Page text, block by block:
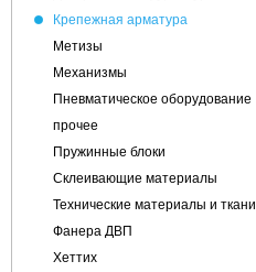
Крепежная арматура
Метизы
Механизмы
Пневматическое оборудование
прочее
Пружинные блоки
Склеивающие материалы
Технические материалы и ткани
Фанера ДВП
Хеттих